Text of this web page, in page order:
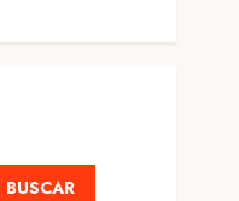
BUSCAR